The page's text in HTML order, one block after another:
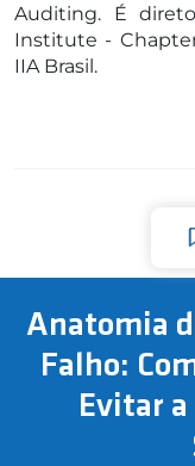
Auditing. É
Institute -
IIA Brasil.
Anatomia
Falho:
Evitar a